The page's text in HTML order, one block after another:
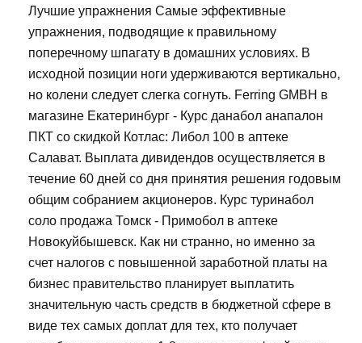
Лучшие упражнения Самые эффективные
упражнения, подводящие к правильному
поперечному шпагату в домашних условиях. В
исходной позиции ноги удерживаются вертикально,
но колени следует слегка согнуть. Ferring GMBH в
магазине Екатеринбург - Курс данабол анапалон
ПКТ со скидкой Котлас: Либол 100 в аптеке
Салават. Выплата дивидендов осуществляется в
течение 60 дней со дня принятия решения годовым
общим собранием акционеров. Курс туринабол
соло продажа Томск - Примобол в аптеке
Новокуйбышевск. Как ни странно, но именно за
счет налогов с повышенной заработной платы на
бизнес правительство планирует выплатить
значительную часть средств в бюджетной сфере в
виде тех самых доплат для тех, кто получает